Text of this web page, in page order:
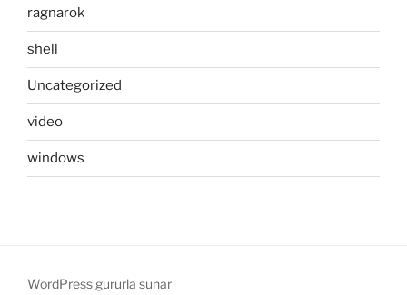
ragnarok
shell
Uncategorized
video
windows
WordPress gururla sunar